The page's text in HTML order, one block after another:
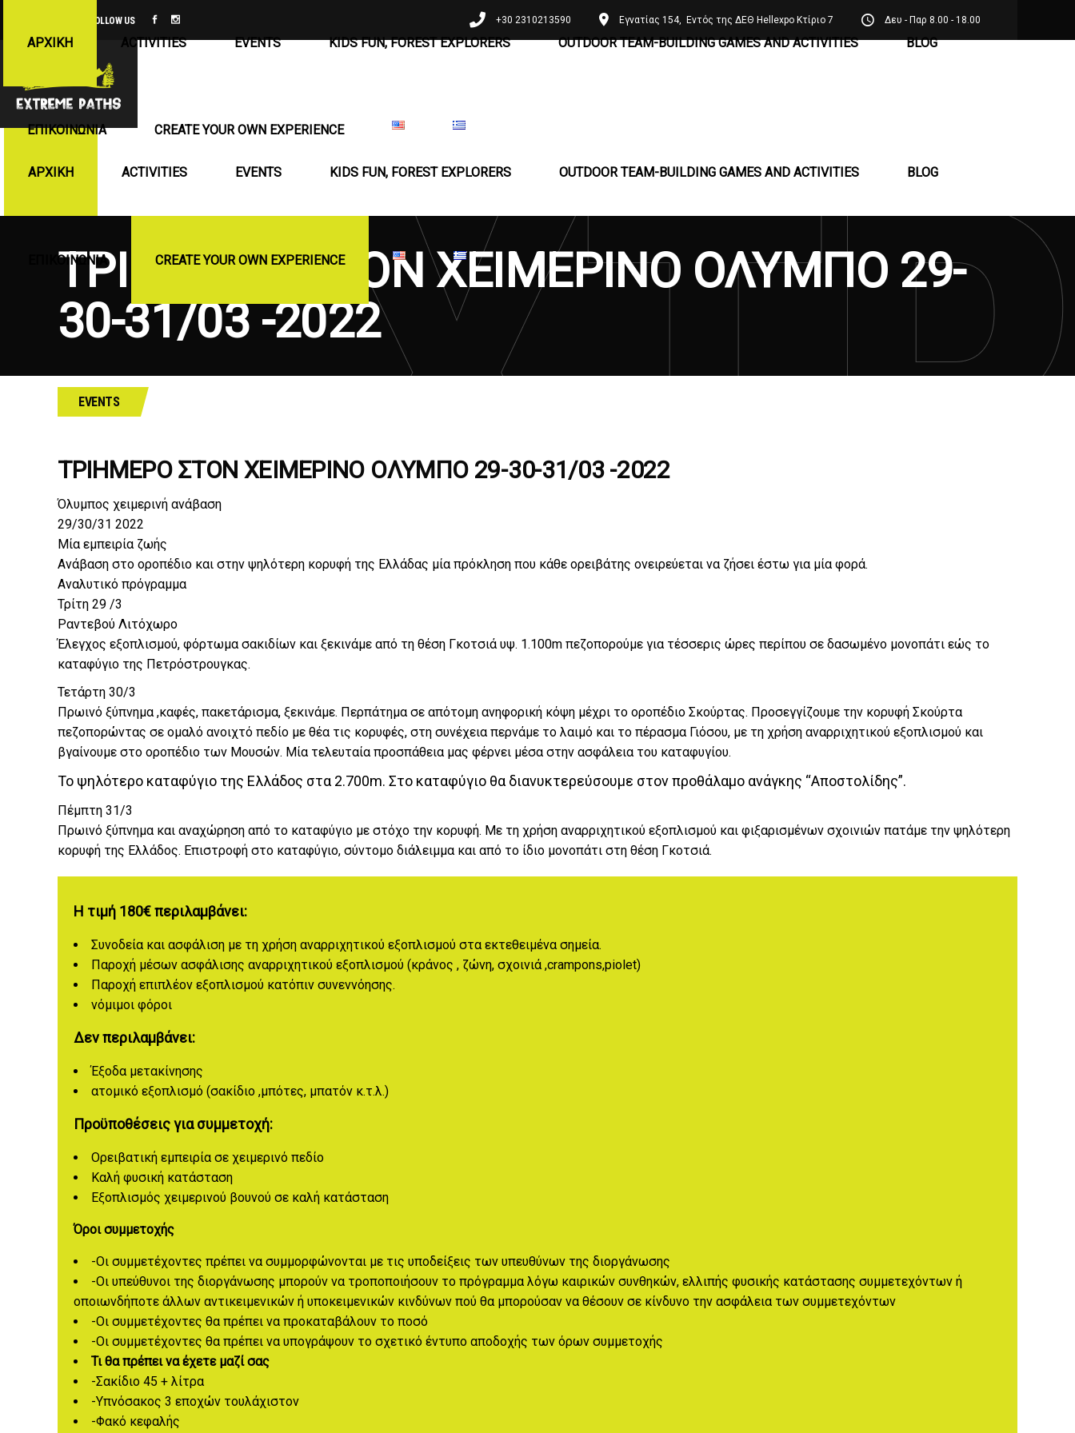
FOLLOW US +30 2310213590 Εγνατίας 154, Εντός της ΔΕΘ Hellexpo Κτίριο 7 Δευ - Παρ 8.00 - 18.00
ΑΡΧΙΚΉ ACTIVITIES EVENTS KIDS FUN, FOREST EXPLORERS OUTDOOR TEAM-BUILDING GAMES AND ACTIVITIES BLOG
ΕΠΙΚΟΙΝΩΝΊΑ CREATE YOUR OWN EXPERIENCE
ΑΡΧΙΚΉ ACTIVITIES EVENTS KIDS FUN, FOREST EXPLORERS OUTDOOR TEAM-BUILDING GAMES AND ACTIVITIES BLOG
ΕΠΙΚΟΙΝΩΝΊΑ CREATE YOUR OWN EXPERIENCE
ΤΡΙΗΜΕΡΟ ΣΤΟΝ ΧΕΙΜΕΡΙΝΟ ΟΛΥΜΠΟ 29-
30-31/03 -2022
EVENTS
ΤΡΙΗΜΕΡΟ ΣΤΟΝ ΧΕΙΜΕΡΙΝΟ ΟΛΥΜΠΟ 29-30-31/03 -2022
Όλυμπος χειμερινή ανάβαση
29/30/31 2022
Μία εμπειρία ζωής
Ανάβαση στο οροπέδιο και στην ψηλότερη κορυφή της Ελλάδας μία πρόκληση που κάθε ορειβάτης ονειρεύεται να ζήσει έστω για μία φορά.
Αναλυτικό πρόγραμμα
Τρίτη 29 /3
Ραντεβού Λιτόχωρο
Έλεγχος εξοπλισμού, φόρτωμα σακιδίων και ξεκινάμε από τη θέση Γκοτσιά υψ. 1.100m πεζοπορούμε για τέσσερις ώρες περίπου σε δασωμένο μονοπάτι εώς το
καταφύγιο της Πετρόστρουγκας.
Τετάρτη 30/3
Πρωινό ξύπνημα ,καφές, πακετάρισμα, ξεκινάμε. Περπάτημα σε απότομη ανηφορική κόψη μέχρι το οροπέδιο Σκούρτας. Προσεγγίζουμε την κορυφή Σκούρτα
πεζοπορώντας σε ομαλό ανοιχτό πεδίο με θέα τις κορυφές, στη συνέχεια περνάμε το λαιμό και το πέρασμα Γιόσου, με τη χρήση αναρριχητικού εξοπλισμού και
βγαίνουμε στο οροπέδιο των Μουσών. Μία τελευταία προσπάθεια μας φέρνει μέσα στην ασφάλεια του καταφυγίου.
Το ψηλότερο καταφύγιο της Ελλάδος στα 2.700m. Στο καταφύγιο θα διανυκτερεύσουμε στον προθάλαμο ανάγκης “Αποστολίδης”.
Πέμπτη 31/3
Πρωινό ξύπνημα και αναχώρηση από το καταφύγιο με στόχο την κορυφή. Με τη χρήση αναρριχητικού εξοπλισμού και φιξαρισμένων σχοινιών πατάμε την ψηλότερη
κορυφή της Ελλάδος. Επιστροφή στο καταφύγιο, σύντομο διάλειμμα και από το ίδιο μονοπάτι στη θέση Γκοτσιά.
Η τιμή 180€ περιλαμβάνει:
Συνοδεία και ασφάλιση με τη χρήση αναρριχητικού εξοπλισμού στα εκτεθειμένα σημεία.
Παροχή μέσων ασφάλισης αναρριχητικού εξοπλισμού (κράνος , ζώνη, σχοινιά ,crampons,piolet)
Παροχή επιπλέον εξοπλισμού κατόπιν συνεννόησης.
νόμιμοι φόροι
Δεν περιλαμβάνει:
Έξοδα μετακίνησης
ατομικό εξοπλισμό (σακίδιο ,μπότες, μπατόν κ.τ.λ.)
Προϋποθέσεις για συμμετοχή:
Ορειβατική εμπειρία σε χειμερινό πεδίο
Καλή φυσική κατάσταση
Εξοπλισμός χειμερινού βουνού σε καλή κατάσταση
Όροι συμμετοχής
-Οι συμμετέχοντες πρέπει να συμμορφώνονται με τις υποδείξεις των υπευθύνων της διοργάνωσης
-Οι υπεύθυνοι της διοργάνωσης μπορούν να τροποποιήσουν το πρόγραμμα λόγω καιρικών συνθηκών, ελλιπής φυσικής κατάστασης συμμετεχόντων ή
οποιωνδήποτε άλλων αντικειμενικών ή υποκειμενικών κινδύνων πού θα μπορούσαν να θέσουν σε κίνδυνο την ασφάλεια των συμμετεχόντων
-Οι συμμετέχοντες θα πρέπει να προκαταβάλουν το ποσό
-Οι συμμετέχοντες θα πρέπει να υπογράψουν το σχετικό έντυπο αποδοχής των όρων συμμετοχής
Τι θα πρέπει να έχετε μαζί σας
-Σακίδιο 45 + λίτρα
-Υπνόσακος 3 εποχών τουλάχιστον
-Φακό κεφαλής